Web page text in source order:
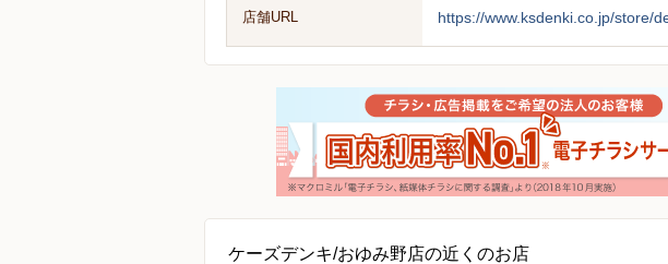
店舗URL https://www.ksdenki.co.jp/store/
ケーズデンキ/おゆみ野店の近くのお店